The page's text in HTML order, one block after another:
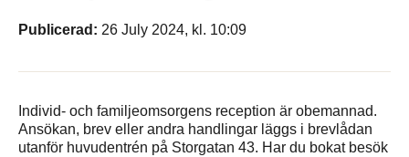
Publicerad: 26 July 2024, kl. 10:09
Individ- och familjeomsorgens reception är obemannad.
Ansökan, brev eller andra handlingar läggs i brevlådan
utanför huvudentrén på Storgatan 43. Har du bokat besök